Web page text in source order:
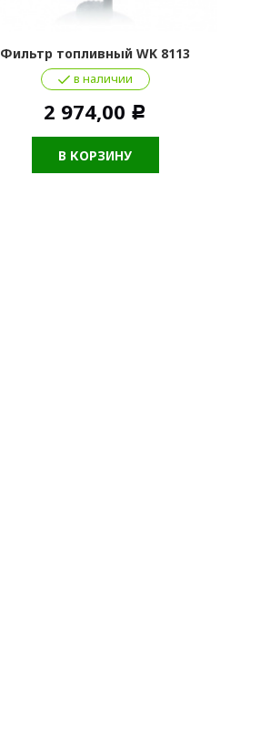
Фильтр топливный WK 8113
в наличии
2 974,00 Р
В КОРЗИНУ